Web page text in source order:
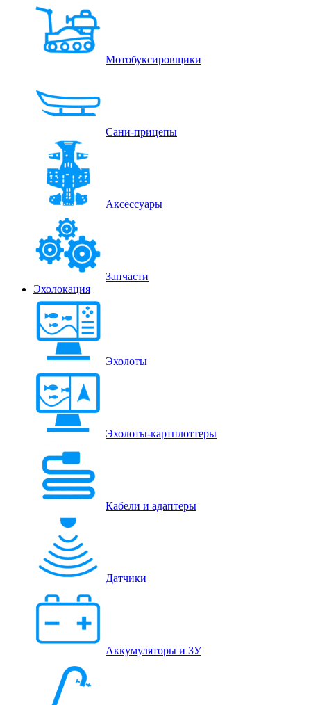
Мотобуксировщики
Сани-прицепы
Аксессуары
Запчасти
Эхолокация
Эхолоты
Эхолоты-картплоттеры
Кабели и адаптеры
Датчики
Аккумуляторы и ЗУ